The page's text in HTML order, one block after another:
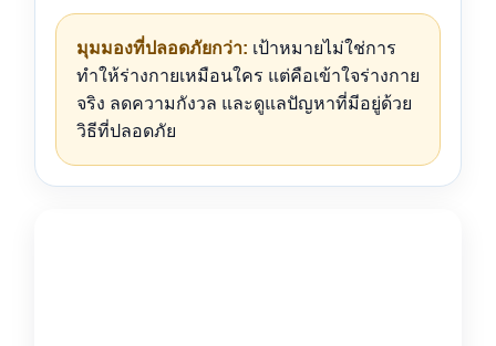
มุมมองที่ปลอดภัยกว่า: เป้าหมายไม่ใช่การ
ทำให้ร่างกายเหมือนใคร แต่คือเข้าใจร่างกาย
จริง ลดความกังวล และดูแลปัญหาที่มีอยู่ด้วย
วิธีที่ปลอดภัย